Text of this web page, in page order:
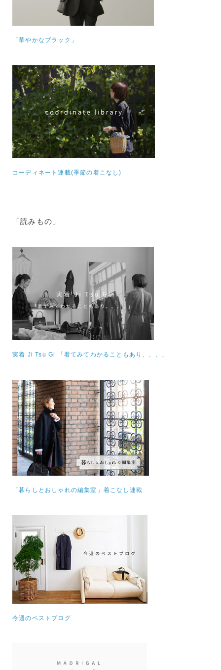
「華やかなブラック」
コーディネート連載(季節の着こなし)
「読みもの」
実着 Ji Tsu Gi 「着てみてわかることもあり、、、」
「暮らしとおしゃれの編集室」着こなし連載
今週のベストブログ